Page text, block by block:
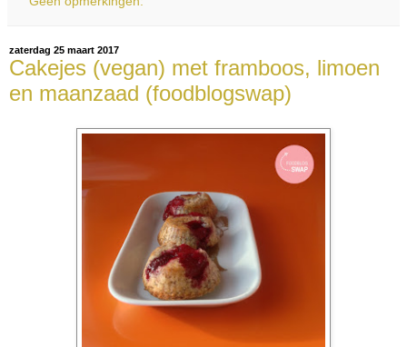
zaterdag 25 maart 2017
Cakejes (vegan) met framboos, limoen
en maanzaad (foodblogswap)